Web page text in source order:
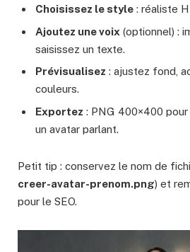
Choisissez le style : réaliste
Ajoutez une voix (optionnel) :
saisissez un texte.
Prévisualisez : ajustez fond,
couleurs.
Exportez : PNG 400×400
un avatar parlant.
Petit tip : conservez le nom de
creer-avatar-prenom.png) et
pour le SEO.